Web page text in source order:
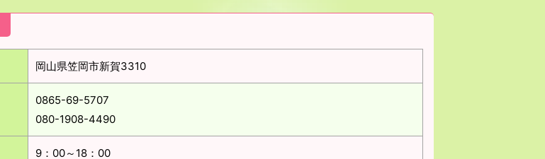
岡山県笠岡市新賀3310
0865-69-5707
080-1908-4490
9：00～18：00